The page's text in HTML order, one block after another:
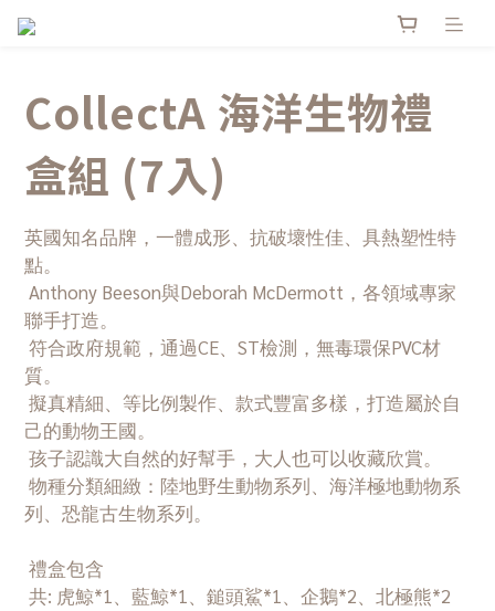
CollectA 海洋生物禮
盒組 (7入)
英國知名品牌，一體成形、抗破壞性佳、具熱塑性特
點。
聯手打造。
質。
己的動物王國。
孩子認識大自然的好幫手，大人也可以收藏欣賞。
列、恐龍古生物系列。
禮盒包含
共: 虎鯨*1、藍鯨*1、鎚頭鯊*1、企鵝*2、北極熊*2